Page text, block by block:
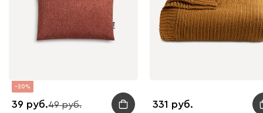
20
39 49 331